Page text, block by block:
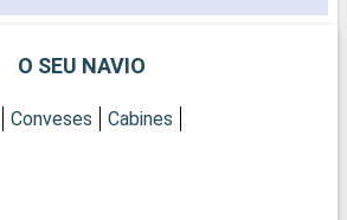
O SEU NAVIO
Conveses Cabines